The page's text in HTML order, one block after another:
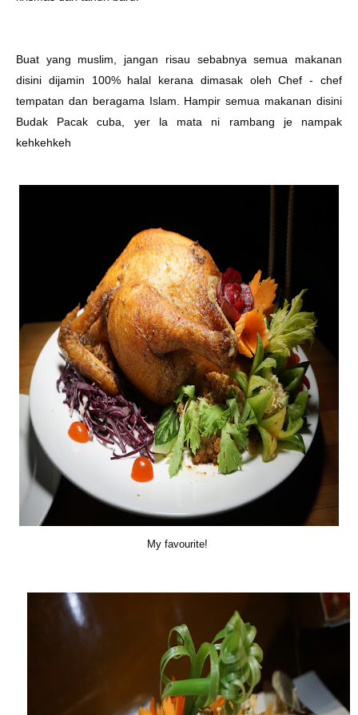
Buat yang muslim, jangan risau sebabnya semua makanan
disini dijamin 100% halal kerana dimasak oleh Chef - chef
tempatan dan beragama Islam. Hampir semua makanan disini
Budak Pacak cuba, yer la mata ni rambang je nampak
kehkehkeh
My favourite!